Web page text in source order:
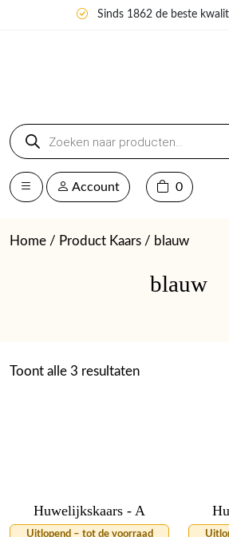
Sinds 1862 de beste
Producten
zoeken
Account 0
Home / Product Kaars / blauw
blauw
Toont alle 3 resultaten
Huwelijkskaars - A
Uitlopend – tot de voorraad